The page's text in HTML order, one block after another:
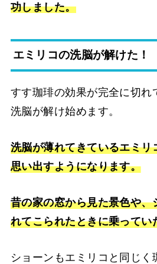
功しました。
エミリコの洗脳が解けた！
すす珈琲の効果が完全に切れ
洗脳が解け始めます。
洗脳が薄れてきているエミリ
思い出すようになります。
昔の家の窓から見た景色や、
れてこられたときに乗ってい
ショーンもエミリコと同じく